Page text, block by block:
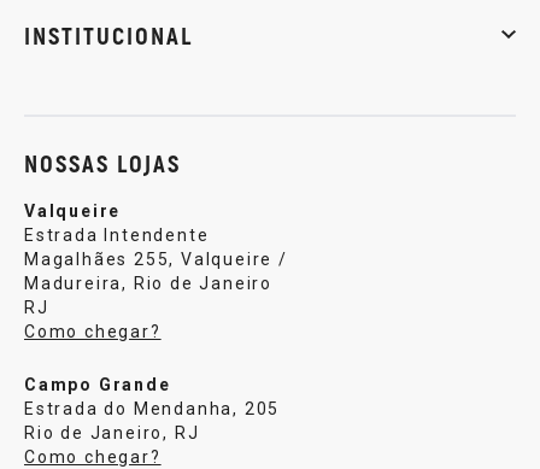
INSTITUCIONAL
NOSSAS LOJAS
Valqueire
Estrada Intendente
Magalhães 255, Valqueire /
Madureira, Rio de Janeiro
RJ
Como chegar?
Campo Grande
Estrada do Mendanha, 205
Rio de Janeiro, RJ
Como chegar?